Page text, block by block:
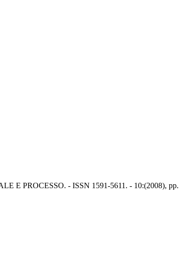
E PROCESSO. - ISSN 1591-5611. - 10:(2008), pp.